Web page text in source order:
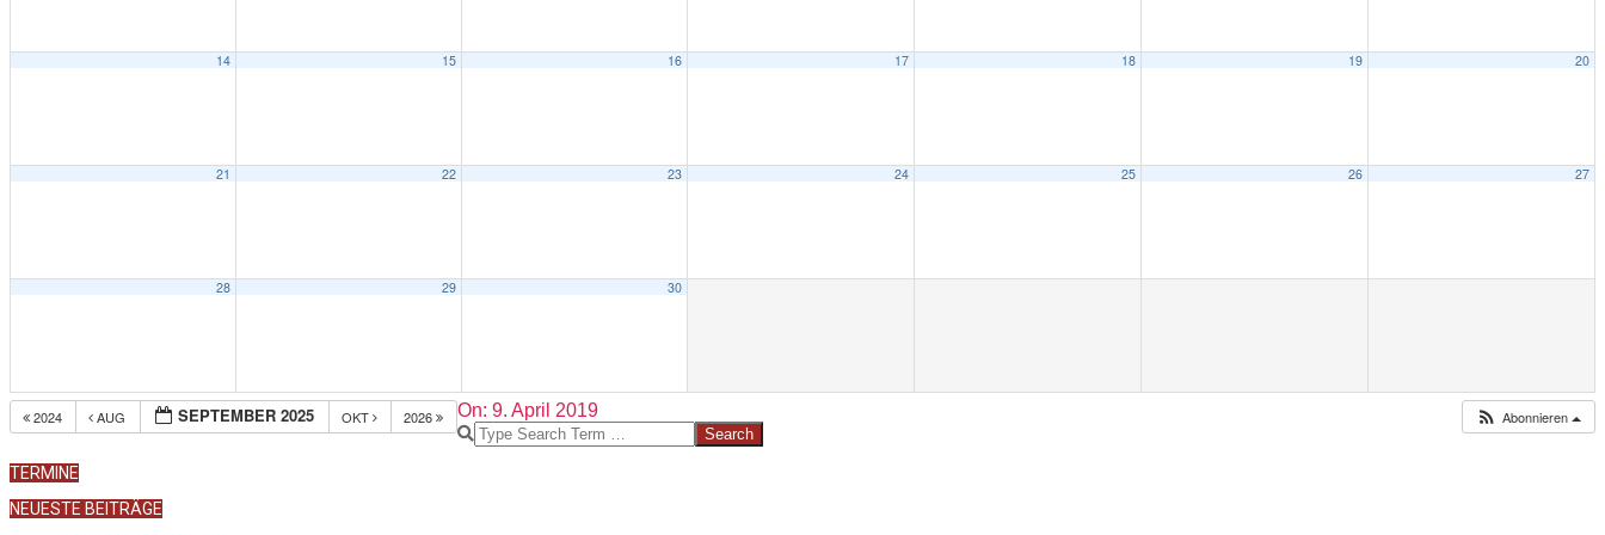
14 15 16 17 18 19 20
21 22 23 24 25 26 27
28 29 30
2024 AUG SEPTEMBER 2025 OKT 2026 Abonnieren
2019-
04-
On: 9. April 2019
Search
TERMINE
NEUESTE BEITRÄGE